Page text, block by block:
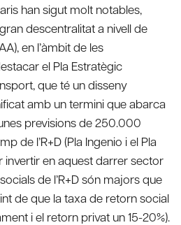
han sigut molt notables,
descentralitat a nivell de
en l’àmbit de les
el Pla Estratègic
que té un disseny
amb un termini que abarca
previsions de 250.000
de l’R+D (Pla Ingenio i el Pla
invertir en aquest darrer sector
de l’R+D són majors que
de que la taxa de retorn social
i el retorn privat un 15-20%).